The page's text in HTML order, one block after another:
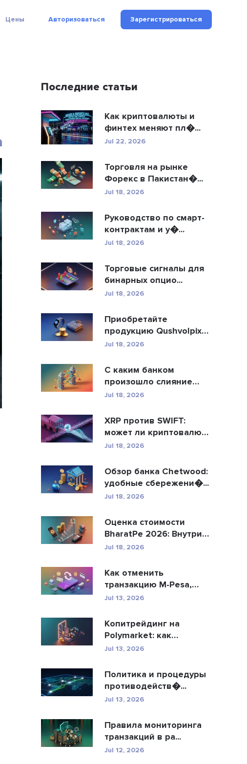
Цены Авторизоваться Зарегистрироваться
Последние статьи
Как криптовалюты и
финтех меняют пл�...
Jul 22, 2026
Торговля на рынке
Форекс в Пакистан�...
Jul 18, 2026
Руководство по смарт-
контрактам и у�...
Jul 18, 2026
Торговые сигналы для
бинарных опцио...
Jul 18, 2026
Приобретайте
продукцию Qushvolpix
за кри...
Jul 18, 2026
С каким банком
произошло слияние
Allah...
Jul 18, 2026
XRP против SWIFT:
может ли криптовалюта
R...
Jul 18, 2026
Обзор банка Chetwood:
удобные сбережени�...
Jul 18, 2026
Оценка стоимости
BharatPe 2026: Внутри
фин...
Jul 18, 2026
Как отменить
транзакцию M-Pesa,
отправ�...
Jul 13, 2026
Копитрейдинг на
Polymarket: как
безопасн�...
Jul 13, 2026
Политика и процедуры
противодейств�...
Jul 13, 2026
Правила мониторинга
транзакций в ра...
Jul 12, 2026